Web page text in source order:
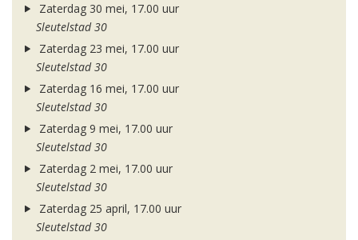
Zaterdag 30 mei, 17.00 uur
Sleutelstad 30
Zaterdag 23 mei, 17.00 uur
Sleutelstad 30
Zaterdag 16 mei, 17.00 uur
Sleutelstad 30
Zaterdag 9 mei, 17.00 uur
Sleutelstad 30
Zaterdag 2 mei, 17.00 uur
Sleutelstad 30
Zaterdag 25 april, 17.00 uur
Sleutelstad 30